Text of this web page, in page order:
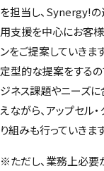
を担当し、Synergy!
用支援を中心にお客
ンをご提案していきます
定型的な提案をするの
ジネス課題やニーズ
えながら、アップセル
り組みも行っていきます
※ただし、業務上必